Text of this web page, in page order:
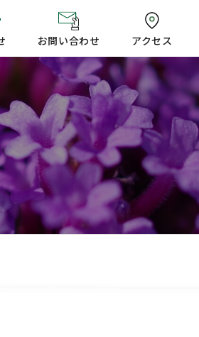
お問い合わせ アクセス